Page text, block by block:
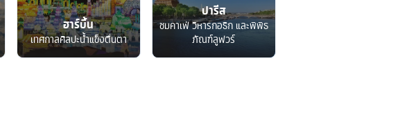
ฮาร์บิ้น
เทศกาลศิลปะน้ำแข็งตื่นตา
ปารีส
ชมคาเฟ่ วิหารกอธิก และพิพิธ
ภัณฑ์ลูฟวร์